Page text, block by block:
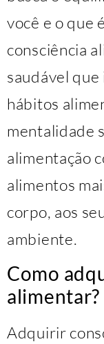
você e o que
consciência
saudável que
hábitos
mentalidade
alimentação
alimentos
corpo, aos
ambiente.
Como
alimentar?
Adquirir